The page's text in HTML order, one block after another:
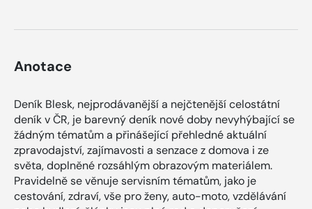
Anotace
Deník Blesk, nejprodávanější a nejčtenější celostátní
deník v ČR, je barevný deník nové doby nevyhýbající se
žádným tématům a přinášející přehledné aktuální
zpravodajství, zajímavosti a senzace z domova i ze
světa, doplněné rozsáhlým obrazovým materiálem.
Pravidelně se věnuje servisním tématům, jako je
cestování, zdraví, vše pro ženy, auto-moto, vzdělávání